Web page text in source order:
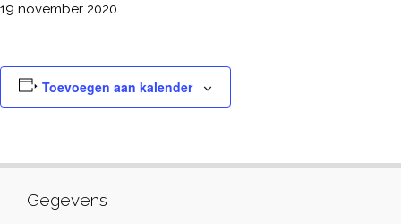
19 november 2020
Toevoegen aan kalender
Gegevens